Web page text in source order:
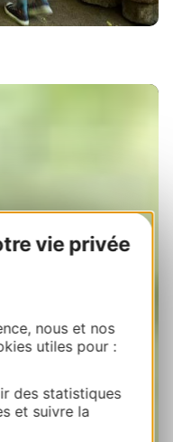
vie privée
nous et nos
utiles pour :
des statistiques
et suivre la